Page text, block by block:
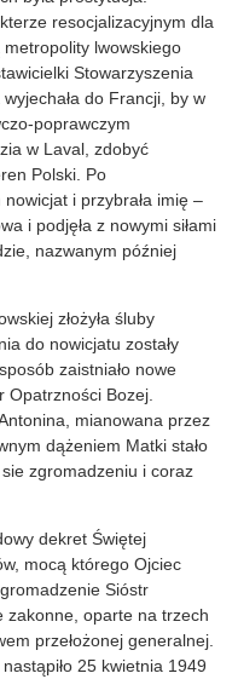
resocjalizacyjnym dla
lwowskiego
Stowarzyszenia
do Francji, by w
poprawczym
w Laval, zdobyć
Polski. Po
i przybrała imię –
i podjęła z nowymi siłami
nazwanym później
złożyła śluby
do nowicjatu zostały
zaistniało nowe
Bozej.
mianowana przez
dążeniem Matki stało
zgromadzeniu i coraz
dekret Świętej
mocą którego Ojciec
Sióstr
zakonne, oparte na trzech
przełożonej generalnej.
25 kwietnia 1949